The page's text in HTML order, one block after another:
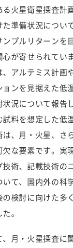
火星衛星探査計画
準備状況につい
プルリターンを
が寄せられてい
アルテミス計画
ンを見据えた低
状況について報告
料を想定した低
は、月・火星、さ
な要素です。実
術、記載技術の
て、国内外の科
検討に向けた多
。
月・火星探査に